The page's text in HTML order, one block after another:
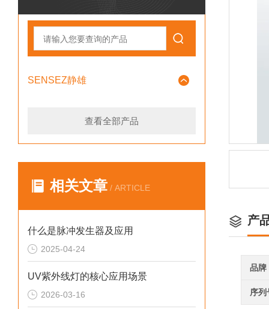
SENSEZ静雄
查看全部产品
相关文章 / ARTICLE
什么是脉冲发生器及应用
2025-04-24
UV紫外线灯的核心应用场景
2026-03-16
产
品牌
序列